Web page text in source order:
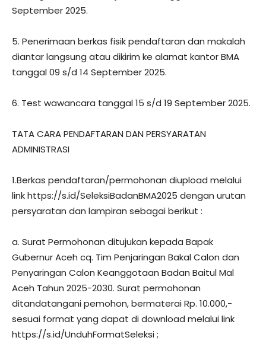
September 2025.
5. Penerimaan berkas fisik pendaftaran dan makalah
diantar langsung atau dikirim ke alamat kantor BMA
tanggal 09 s/d 14 September 2025.
6. Test wawancara tanggal 15 s/d 19 September 2025.
TATA CARA PENDAFTARAN DAN PERSYARATAN
ADMINISTRASI
1.Berkas pendaftaran/permohonan diupload melalui
link https://s.id/SeleksiBadanBMA2025 dengan urutan
persyaratan dan lampiran sebagai berikut :
a. Surat Permohonan ditujukan kepada Bapak
Gubernur Aceh cq. Tim Penjaringan Bakal Calon dan
Penyaringan Calon Keanggotaan Badan Baitul Mal
Aceh Tahun 2025-2030. Surat permohonan
ditandatangani pemohon, bermaterai Rp. 10.000,-
sesuai format yang dapat di download melalui link
https://s.id/UnduhFormatSeleksi ;